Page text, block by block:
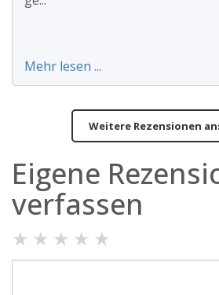
Mehr lesen ...
Weitere Rezensionen
Eigene
verfassen
★ ★ ★ ★ ★